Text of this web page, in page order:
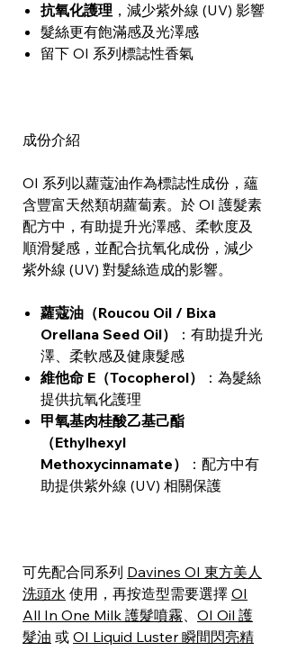
抗氧化護理 ，減少紫外線 (UV) 影響
髮絲更有飽滿感及光澤感
留下 OI 系列標誌性香氣
成份介紹
OI 系列以蘿蔻油作為標誌性成份，蘊
含豐富天然類胡蘿蔔素。於 OI 護髮素
配方中，有助提升光澤感、柔軟度及
順滑髮感，並配合抗氧化成份，減少
紫外線 (UV) 對髮絲造成的影響。
蘿蔻油（Roucou Oil / Bixa
Orellana Seed Oil）
：有助提升光
澤、柔軟感及健康髮感
維他命 E（Tocopherol）
：為髮絲
提供抗氧化護理
甲氧基肉桂酸乙基己酯
（Ethylhexyl
Methoxycinnamate）
：配方中有
助提供紫外線 (UV) 相關保護
可先配合同系列 Davines OI 東方美人
洗頭水 使用，再按造型需要選擇 OI
All In One Milk 護髮噴霧、 OI Oil 護
髮油 或 OI Liquid Luster 瞬間閃亮精